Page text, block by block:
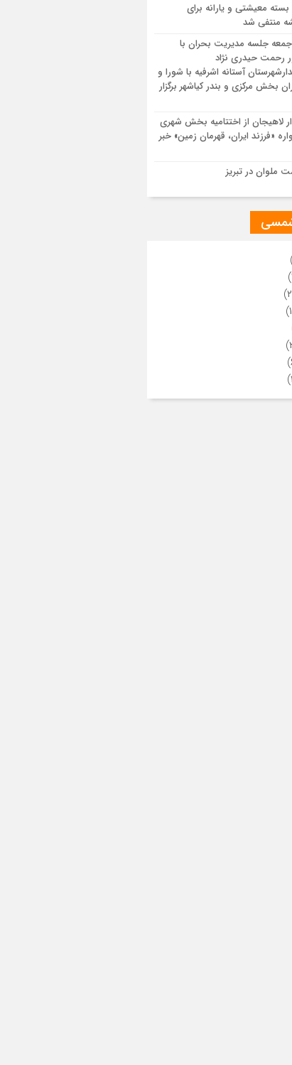
مراسم تشییع پیکر مطهر آقای
– مشهد
پیکر مطهر آقای شهید ایران –
تراکم جمعیت حاضر در میدان
نجف اشرف
بسته معیشتی و یارانه برای
منتفی شد
جلسه مدیریت بحران با
رحمت حیدری نژاد
آستانه اشرفیه با شورا و
بخش مرکزی و بندر کیاشهر برگزار
لاهیجان از اختتامیه بخش شهری
«فرزند ایران، قهرمان زمین» خبر
ملوان در تبریز
شمسی